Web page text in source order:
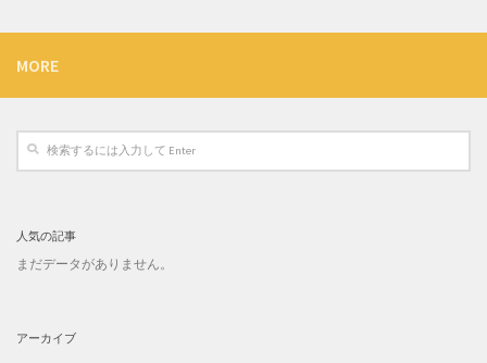
MORE
人気の記事
まだデータがありません。
アーカイブ